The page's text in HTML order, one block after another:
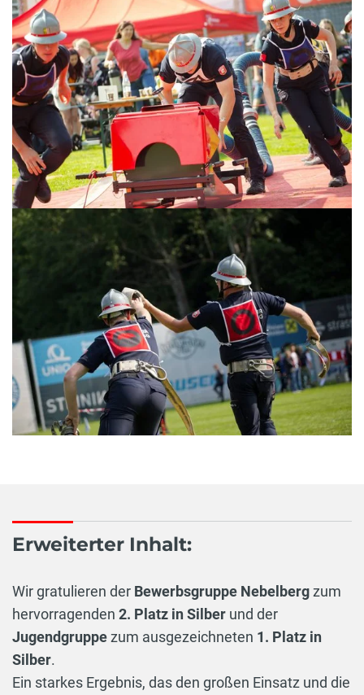
Erweiterter Inhalt:
Wir gratulieren der Bewerbsgruppe Nebelbergzum
hervorragenden 2. Platz in Silber und der
Jugendgruppezum ausgezeichneten 1. Platz in
Silber.
Ein starkes Ergebnis, das den großen Einsatz und die